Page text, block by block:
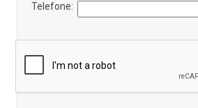
Telefone: